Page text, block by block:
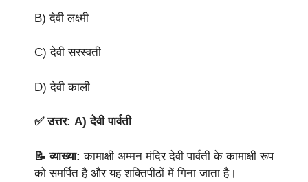
B) देवी लक्ष्मी
C) देवी सरस्वती
D) देवी काली
✅ उत्तर: A) देवी पार्वती
📝 व्याख्या:कामाक्षी अम्मन मंदिर देवी पार्वती के कामाक्षी रूप
को समर्पित है और यह शक्तिपीठों में गिना जाता है।